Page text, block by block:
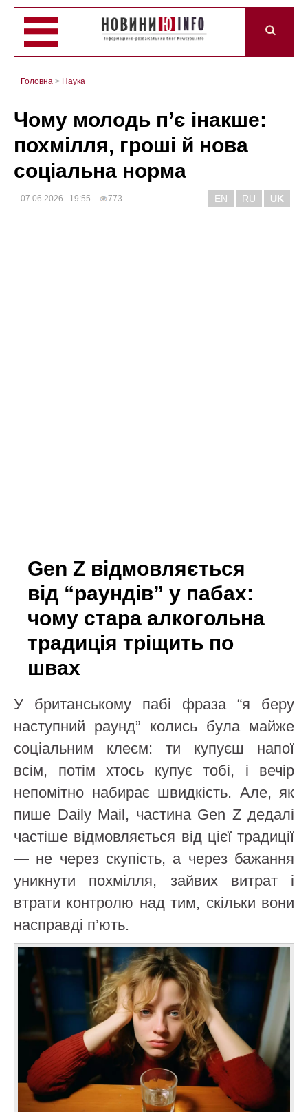
Головна > Наука
Чому молодь п’є інакше:
похмілля, гроші й нова
соціальна норма
07.06.2026 19:55 773 EN RU UK
Gen Z відмовляється
від “раундів” у пабах:
чому стара алкогольна
традиція тріщить по
швах
У британському пабі фраза “я беру
наступний раунд” колись була майже
соціальним клеєм: ти купуєш напої
всім, потім хтось купує тобі, і вечір
непомітно набирає швидкість. Але, як
пише Daily Mail, частина Gen Z дедалі
частіше відмовляється від цієї традиції
— не через скупість, а через бажання
уникнути похмілля, зайвих витрат і
втрати контролю над тим, скільки вони
насправді п’ють.